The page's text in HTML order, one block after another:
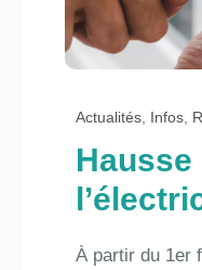
Actualités, Infos,
À partir du 1er